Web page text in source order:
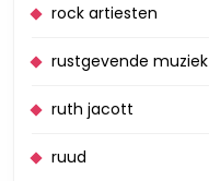
rock artiesten
rustgevende muziek
ruth jacott
ruud